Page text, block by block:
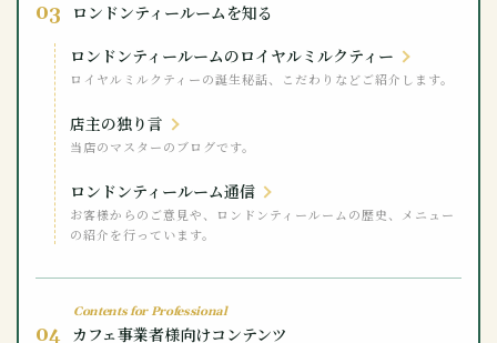
03
ロンドンティールームを知る
ロンドンティールームのロイヤルミルクティー
ロイヤルミルクティーの誕生秘話、こだわりなどご紹介します。
店主の独り言
当店のマスターのブログです。
ロンドンティールーム通信
お客様からのご意見や、ロンドンティールームの歴史、メニュー
の紹介を行っています。
Contents for Professional
04 カフェ事業者様向けコンテンツ